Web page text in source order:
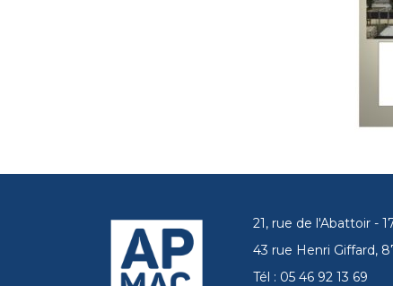
21, rue de l'Abattoir -
43 rue Henri Giffard,
Tél : 05 46 92 13 69